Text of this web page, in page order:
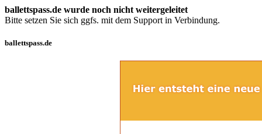
ballettspass.de wurde noch nicht weitergeleitet
Bitte setzen Sie sich ggfs. mit dem Support in Verbindung.
ballettspass.de